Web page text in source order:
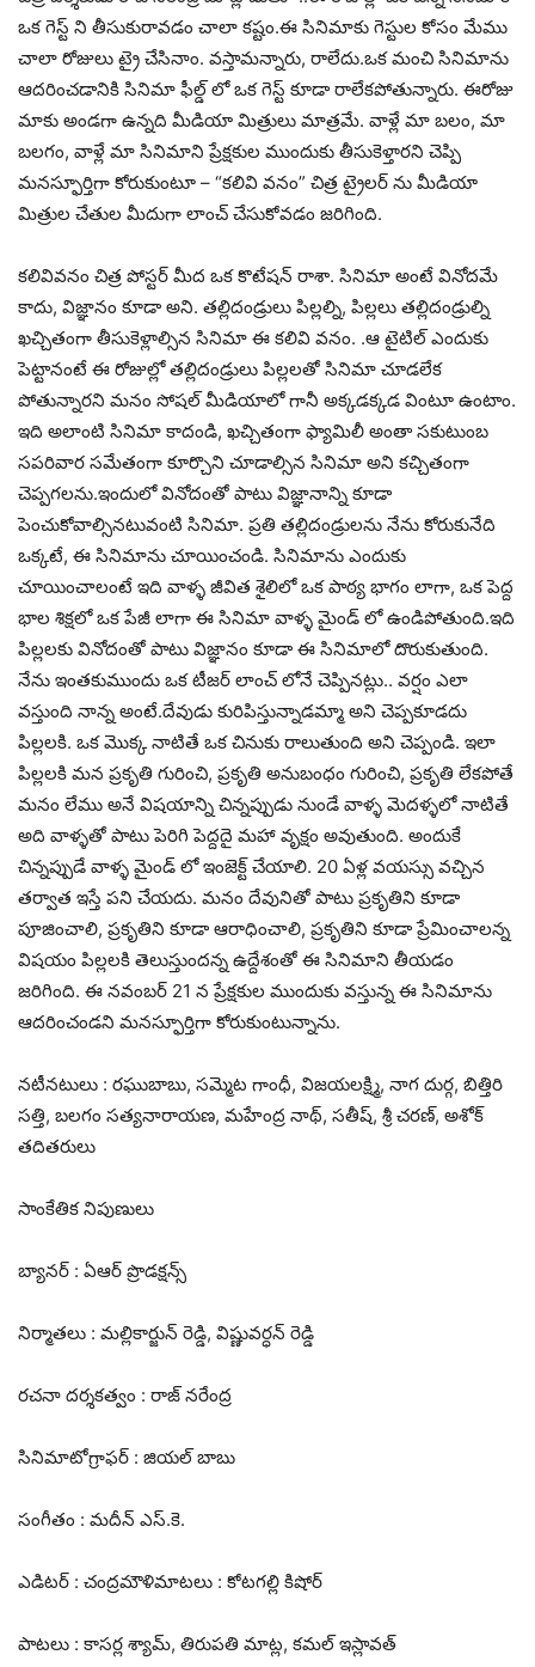
ఒక గెస్ట్ ని తీసుకురావడం చాలా కష్టం.ఈ సినిమాకు గెస్టుల కోసం మేము
చాలా రోజులు ట్రై చేసినాం. వస్తామన్నారు, రాలేదు.ఒక మంచి సినిమాను
ఆదరించడానికి సినిమా ఫీల్డ్ లో ఒక గెస్ట్ కూడా రాలేకపోతున్నారు. ఈరోజు
మాకు అండగా ఉన్నది మీడియా మిత్రులు మాత్రమే. వాళ్లే మా బలం, మా
బలగం, వాళ్లే మా సినిమాని ప్రేక్షకుల ముందుకు తీసుకెళ్తారని చెప్పి
మనస్ఫూర్తిగా కోరుకుంటూ – “కలివి వనం” చిత్ర ట్రైలర్ ను మీడియా
మిత్రుల చేతుల మీదుగా లాంచ్ చేసుకోవడం జరిగింది.
కలివివనం చిత్ర పోస్టర్ మీద ఒక కొటేషన్ రాశా. సినిమా అంటే వినోదమే
కాదు, విజ్ఞానం కూడా అని. తల్లిదండ్రులు పిల్లల్ని, పిల్లలు తల్లిదండ్రుల్ని
ఖచ్చితంగా తీసుకెళ్లాల్సిన సినిమా ఈ కలివి వనం. .ఆ టైటిల్ ఎందుకు
పెట్టానంటే ఈ రోజుల్లో తల్లిదండ్రులు పిల్లలతో సినిమా చూడలేక
పోతున్నారని మనం సోషల్ మీడియాలో గానీ అక్కడక్కడ వింటూ ఉంటాం.
ఇది అలాంటి సినిమా కాదండి, ఖచ్చితంగా ఫ్యామిలీ అంతా సకుటుంబ
సపరివార సమేతంగా కూర్చొని చూడాల్సిన సినిమా అని కచ్చితంగా
చెప్పగలను.ఇందులో వినోదంతో పాటు విజ్ఞానాన్ని కూడా
పెంచుకోవాల్సినటువంటి సినిమా. ప్రతి తల్లిదండ్రులను నేను కోరుకునేది
ఒక్కటే, ఈ సినిమాను చూయించండి. సినిమాను ఎందుకు
చూయించాలంటే ఇది వాళ్ళ జీవిత శైలిలో ఒక పాఠ్య భాగం లాగా, ఒక పెద్ద
భాల శిక్షలో ఒక పేజీ లాగా ఈ సినిమా వాళ్ళ మైండ్ లో ఉండిపోతుంది.ఇది
పిల్లలకు వినోదంతో పాటు విజ్ఞానం కూడా ఈ సినిమాలో దొరుకుతుంది.
నేను ఇంతకుముందు ఒక టీజర్ లాంచ్ లోనే చెప్పినట్లు.. వర్షం ఎలా
వస్తుంది నాన్న అంటే.దేవుడు కురిపిస్తున్నాడమ్మా అని చెప్పకూడదు
పిల్లలకి. ఒక మొక్క నాటితే ఒక చినుకు రాలుతుంది అని చెప్పండి. ఇలా
పిల్లలకి మన ప్రకృతి గురించి, ప్రకృతి అనుబంధం గురించి, ప్రకృతి లేకపోతే
మనం లేము అనే విషయాన్ని చిన్నప్పుడు నుండే వాళ్ళ మెదళ్ళలో నాటితే
అది వాళ్ళతో పాటు పెరిగి పెద్దదై మహా వృక్షం అవుతుంది. అందుకే
చిన్నప్పుడే వాళ్ళ మైండ్ లో ఇంజెక్ట్ చేయాలి. 20 ఏళ్ల వయస్సు వచ్చిన
తర్వాత ఇస్తే పని చేయదు. మనం దేవునితో పాటు ప్రకృతిని కూడా
పూజించాలి, ప్రకృతిని కూడా ఆరాధించాలి, ప్రకృతిని కూడా ప్రేమించాలన్న
విషయం పిల్లలకి తెలుస్తుందన్న ఉద్దేశంతో ఈ సినిమాని తీయడం
జరిగింది. ఈ నవంబర్ 21 న ప్రేక్షకుల ముందుకు వస్తున్న ఈ సినిమాను
ఆదరించండని మనస్ఫూర్తిగా కోరుకుంటున్నాను.
నటీనటులు : రఘుబాబు, సమ్మెట గాంధీ, విజయలక్ష్మి, నాగ దుర్గ, బిత్తిరి
సత్తి, బలగం సత్యనారాయణ, మహేంద్ర నాథ్, సతీష్, శ్రీ చరణ్, అశోక్
తదితరులు
సాంకేతిక నిపుణులు
బ్యానర్ : ఏఆర్ ప్రొడక్షన్స్
నిర్మాతలు : మల్లికార్జున్ రెడ్డి, విష్ణువర్ధన్ రెడ్డి
రచనా దర్శకత్వం : రాజ్ నరేంద్ర
సినిమాటోగ్రాఫర్ : జియల్ బాబు
సంగీతం : మదీన్ ఎస్.కె.
ఎడిటర్ : చంద్రమౌళిమాటలు : కోటగల్లి కిషోర్
పాటలు : కాసర్ల శ్యామ్, తిరుపతి మాట్ల, కమల్ ఇస్లావత్